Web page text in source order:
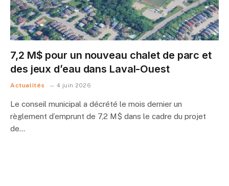
7,2 M$ pour un nouveau chalet de parc et
des jeux d’eau dans Laval-Ouest
Actualités 4 juin 2026
Le conseil municipal a décrété le mois dernier un
règlement d’emprunt de 7,2 M$ dans le cadre du projet
de…